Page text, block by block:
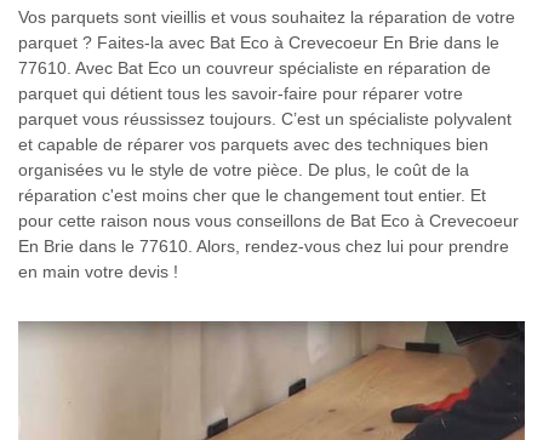
Vos parquets sont vieillis et vous souhaitez la réparation de votre
parquet ? Faites-la avec Bat Eco à Crevecoeur En Brie dans le
77610. Avec Bat Eco un couvreur spécialiste en réparation de
parquet qui détient tous les savoir-faire pour réparer votre
parquet vous réussissez toujours. C’est un spécialiste polyvalent
et capable de réparer vos parquets avec des techniques bien
organisées vu le style de votre pièce. De plus, le coût de la
réparation c'est moins cher que le changement tout entier. Et
pour cette raison nous vous conseillons de Bat Eco à Crevecoeur
En Brie dans le 77610. Alors, rendez-vous chez lui pour prendre
en main votre devis !